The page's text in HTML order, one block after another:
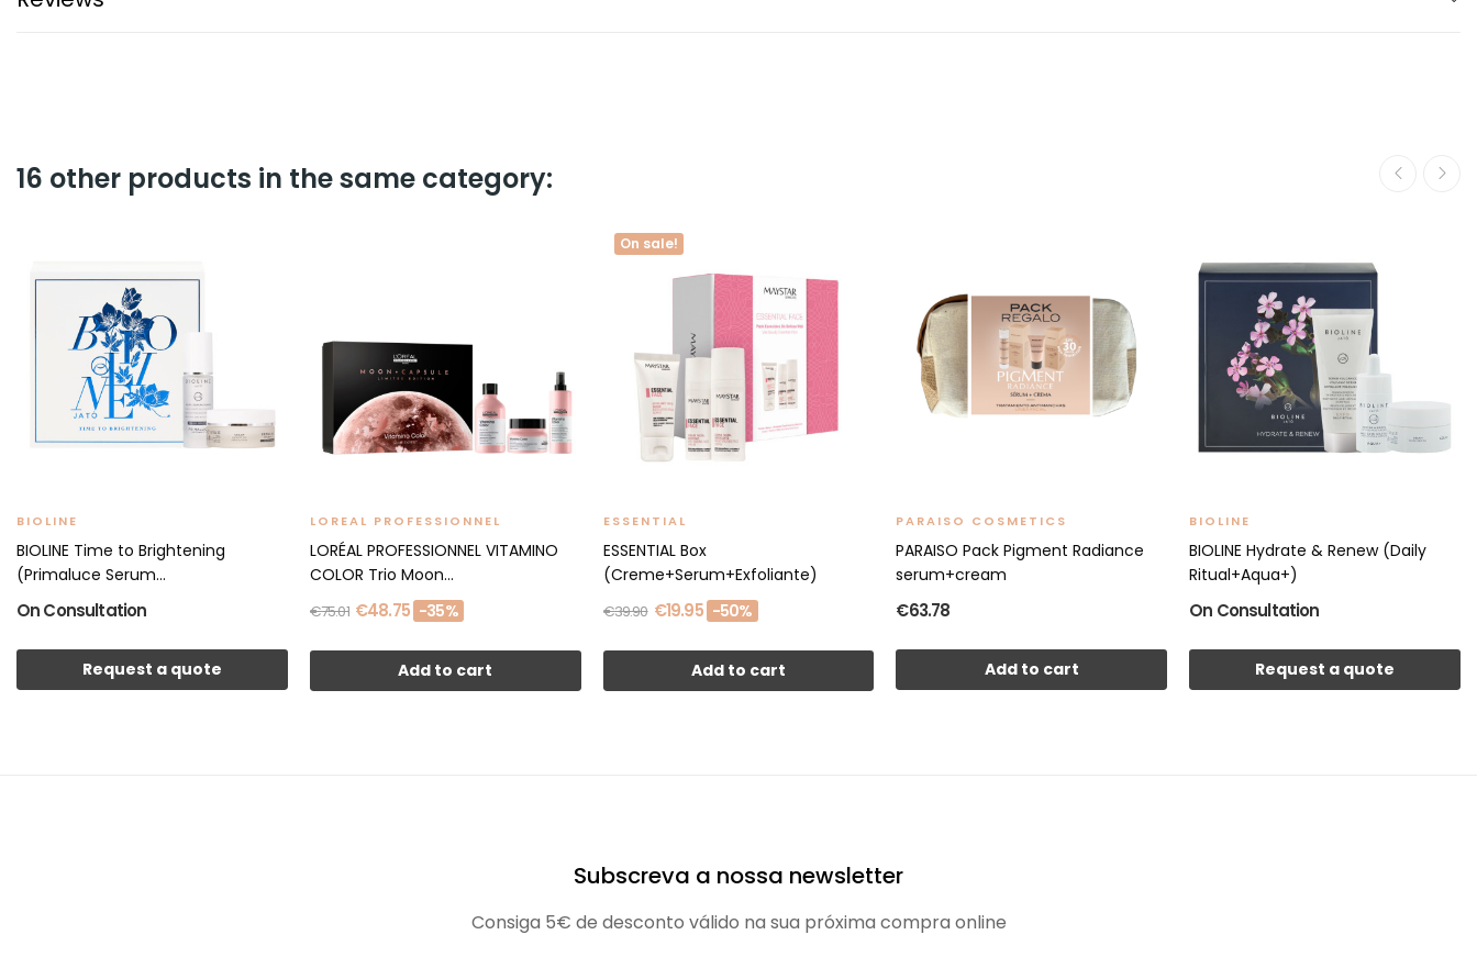
16 other products in the same category:
BIOLINE
BIOLINE Time to Brightening
(Primaluce Serum...
On Consultation
Request a quote
LOREAL PROFESSIONNEL
LORÉAL PROFESSIONNEL VITAMINO
COLOR Trio Moon...
€75.01 €48.75 -35%
Add to cart
On sale!
ESSENTIAL
ESSENTIAL Box
(Creme+Serum+Exfoliante)
€39.90 €19.95 -50%
Add to cart
PARAISO COSMETICS
PARAISO Pack Pigment Radiance
serum+cream
€63.78
Add to cart
BIOLINE
BIOLINE Hydrate & Renew (Daily
Ritual+Aqua+)
On Consultation
Request a quote
Subscreva a nossa newsletter
Consiga 5€ de desconto válido na sua próxima compra online